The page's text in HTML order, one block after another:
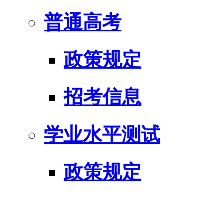
普通高考
政策规定
招考信息
学业水平测试
政策规定